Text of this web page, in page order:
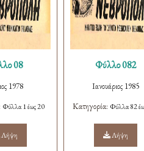
08
1978
Φύλλα 1 έως 20
Λήψη
Φύλλο 082
Ιανουάριος 1985
Κατηγορία: Φύλλα 82
Λήψη